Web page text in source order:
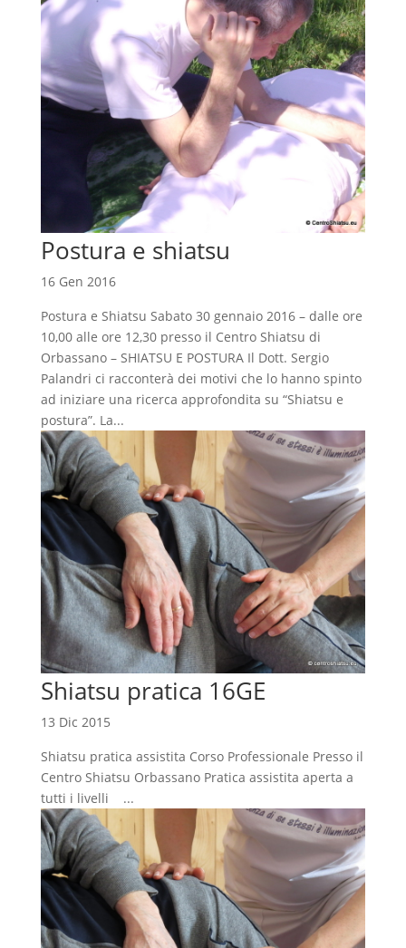
Postura e shiatsu
16 Gen 2016
Postura e Shiatsu Sabato 30 gennaio 2016 – dalle ore
10,00 alle ore 12,30 presso il Centro Shiatsu di
Orbassano – SHIATSU E POSTURA Il Dott. Sergio
Palandri ci racconterà dei motivi che lo hanno spinto
ad iniziare una ricerca approfondita su “Shiatsu e
postura”. La...
Shiatsu pratica 16GE
13 Dic 2015
Shiatsu pratica assistita Corso Professionale Presso il
Centro Shiatsu Orbassano Pratica assistita aperta a
tutti i livelli ...